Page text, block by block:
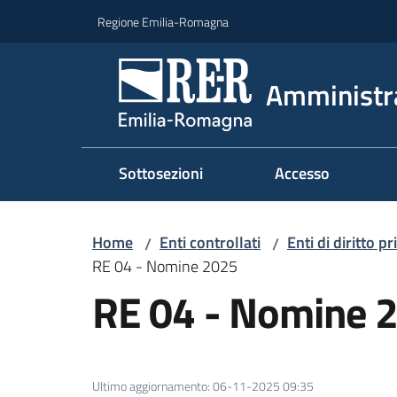
Regione Emilia-Romagna
Sottosezioni Accesso
Home / Enti controllati / Enti di diritto
RE 04 - Nomine 2025
RE 04 - Nomine
Ultimo aggiornamento:06-11-2025 09:35